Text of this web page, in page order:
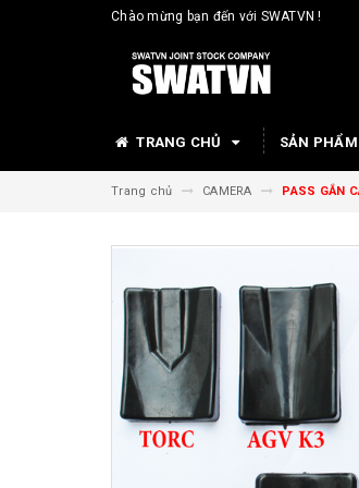
Chào mừng bạn đến với SWATVN !
TRANG CHỦ SẢN PHẨM
Trang chủ CAMERA PASS GẮN